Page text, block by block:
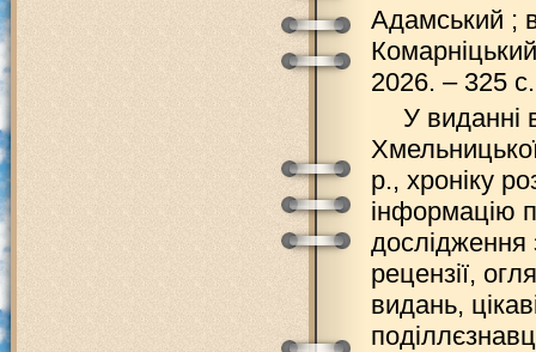
Адамський ;
2026. – 325 с.
У виданні
р., хроніку
інформацію
дослідження
рецензії,
видань,